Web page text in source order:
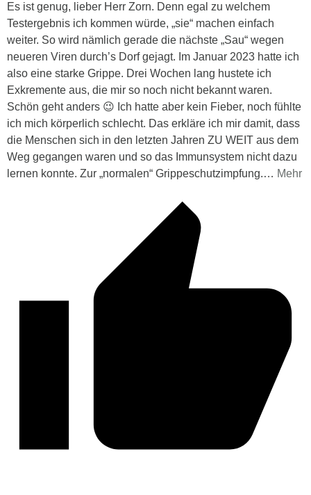
Es ist genug, lieber Herr Zorn. Denn egal zu welchem
Testergebnis ich kommen würde, „sie“ machen einfach
weiter. So wird nämlich gerade die nächste „Sau“ wegen
neueren Viren durch’s Dorf gejagt. Im Januar 2023 hatte ich
also eine starke Grippe. Drei Wochen lang hustete ich
Exkremente aus, die mir so noch nicht bekannt waren.
Schön geht anders 😉 Ich hatte aber kein Fieber, noch fühlte
ich mich körperlich schlecht. Das erkläre ich mir damit, dass
die Menschen sich in den letzten Jahren ZU WEIT aus dem
Weg gegangen waren und so das Immunsystem nicht dazu
lernen konnte. Zur „normalen“ Grippeschutzimpfung.… Mehr